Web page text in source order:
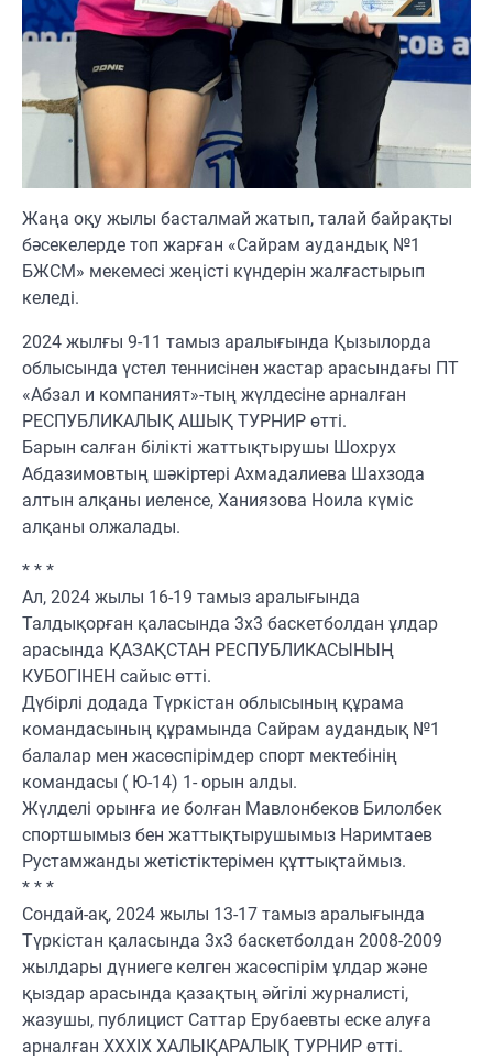
Жаңа оқу жылы басталмай жатып, талай байрақты
бәсекелерде топ жарған «Сайрам аудандық №1
БЖСМ» мекемесі жеңісті күндерін жалғастырып
келеді.
2024 жылғы 9-11 тамыз аралығында Қызылорда
облысында үстел теннисінен жастар арасындағы ПТ
«Абзал и компаният»-тың жүлдесіне арналған
РЕСПУБЛИКАЛЫҚ АШЫҚ ТУРНИР өтті.
Барын салған білікті жаттықтырушы Шохрух
Абдазимовтың шәкіртері Ахмадалиева Шахзода
алтын алқаны иеленсе, Ханиязова Ноила күміс
алқаны олжалады.
* * *
Ал, 2024 жылы 16-19 тамыз аралығында
Талдықорған қаласында 3х3 баскетболдан ұлдар
арасында ҚАЗАҚСТАН РЕСПУБЛИКАСЫНЫҢ
КУБОГІНЕН сайыс өтті.
Дүбірлі додада Түркістан облысының құрама
командасының құрамында Сайрам аудандық №1
балалар мен жасөспірімдер спорт мектебінің
командасы ( Ю-14) 1- орын алды.
Жүлделі орынға ие болған Мавлонбеков Билолбек
спортшымыз бен жаттықтырушымыз Наримтаев
Рустамжанды жетістіктерімен құттықтаймыз.
* * *
Сондай-ақ, 2024 жылы 13-17 тамыз аралығында
Түркістан қаласында 3х3 баскетболдан 2008-2009
жылдары дүниеге келген жасөспірім ұлдар және
қыздар арасында қазақтың әйгілі журналисті,
жазушы, публицист Саттар Ерубаевты еске алуға
арналған ХХХІХ ХАЛЫҚАРАЛЫҚ ТУРНИР өтті.